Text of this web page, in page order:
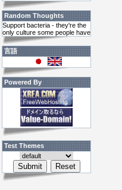
Random Thoughts
Support bacteria - they're the
only culture some people have
言語
Powered By
Test Themes